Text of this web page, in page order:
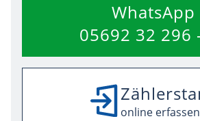
WhatsApp
05692 32 296
online erfassen